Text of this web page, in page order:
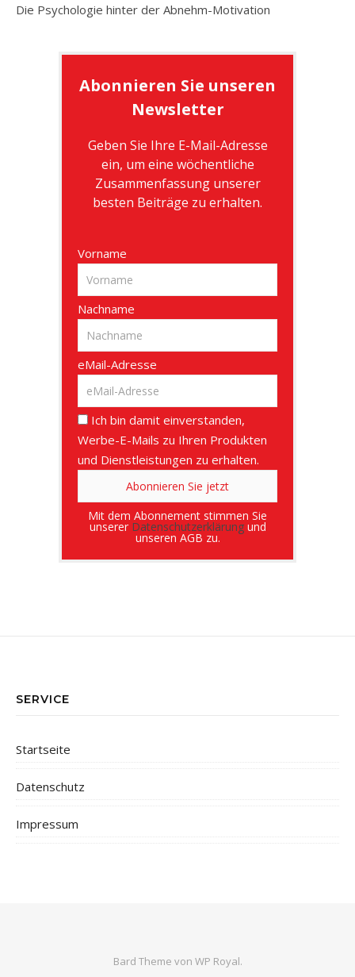
Die Psychologie hinter der Abnehm-Motivation
Abonnieren Sie unseren
Newsletter
Geben Sie Ihre E-Mail-Adresse
ein, um eine wöchentliche
Zusammenfassung unserer
besten Beiträge zu erhalten.
Vorname
Nachname
eMail-Adresse
Ich bin damit einverstanden,
Werbe-E-Mails zu Ihren Produkten
und Dienstleistungen zu erhalten.
Mit dem Abonnement stimmen Sie
unserer Datenschutzerklärungund
unseren AGB zu.
SERVICE
Startseite
Datenschutz
Impressum
Bard Theme von WP Royal.